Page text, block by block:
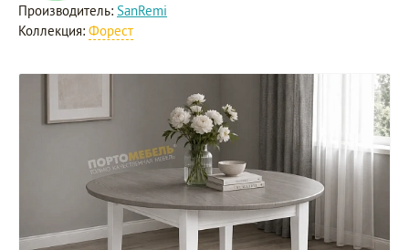
Производитель: SanRemi
Коллекция: Форест